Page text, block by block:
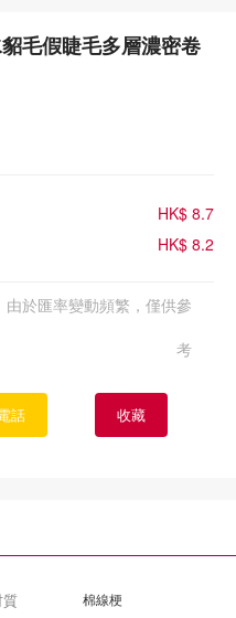
毛假睫毛多層濃密卷
HK$ 8.7
HK$ 8.2
於匯率變動頻繁，僅供參
考
話 收藏
棉線梗